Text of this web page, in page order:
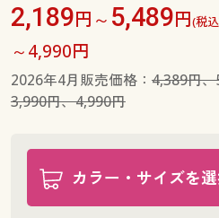
2,189円～ 5,489円(税
～4,990円
2026年4月販売価格： 4,389円
3,990円、4,990円
カラー・サイズを